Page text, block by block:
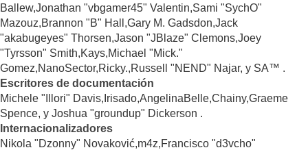
Ballew,Jonathan "vbgamer45" Valentin,Sami "SychO"
Mazouz,Brannon "B" Hall,Gary M. Gadsdon,Jack
"akabugeyes" Thorsen,Jason "JBlaze" Clemons,Joey
"Tyrsson" Smith,Kays,Michael "Mick."
Gomez,NanoSector,Ricky.,Russell "NEND" Najar, y SA™ .
Escritores de documentación
Michele "Illori" Davis,Irisado,AngelinaBelle,Chainy,Graeme
Spence, y Joshua "groundup" Dickerson .
Internacionalizadores
Nikola "Dzonny" Novaković,m4z,Francisco "d3vcho"